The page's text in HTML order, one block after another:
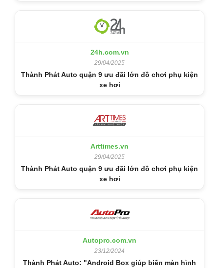
24h.com.vn
29/04/2025
Thành Phát Auto quận 9 ưu đãi lớn đồ chơi phụ kiện
xe hơi
Arttimes.vn
29/04/2025
Thành Phát Auto quận 9 ưu đãi lớn đồ chơi phụ kiện
xe hơi
Autopro.com.vn
23/12/2024
Thành Phát Auto: "Android Box giúp biến màn hình